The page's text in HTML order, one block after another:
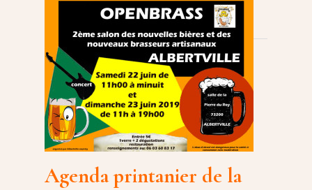
Agenda printanier de la